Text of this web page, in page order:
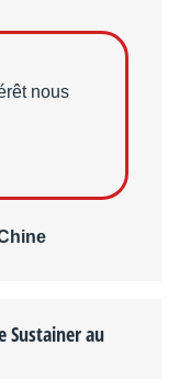
nous
Sustainer au